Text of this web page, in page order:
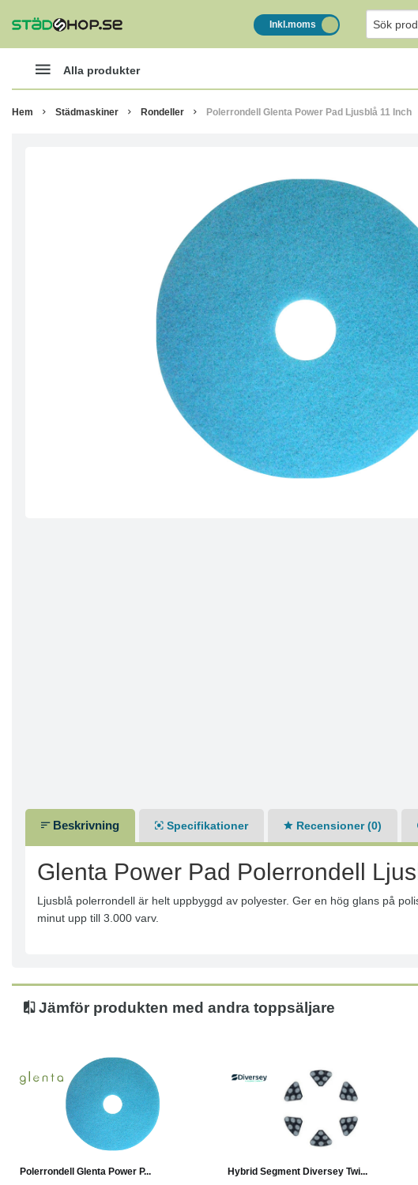
Inkl.moms
Alla produkter
Hem Städmaskiner Rondeller Polerrondell Glenta Power Pad Ljusblå 11 Inch
Beskrivning Specifikationer Recensioner (0)
Glenta Power Pad Polerrondell
Ljusblå polerrondell är helt uppbyggd av polyester. Ger en hög glans på
minut upp till 3.000 varv.
Jämför produkten med andra toppsäljare
Polerrondell Glenta Power P...
Läs mer
Hybrid Segment Diversey Twi...